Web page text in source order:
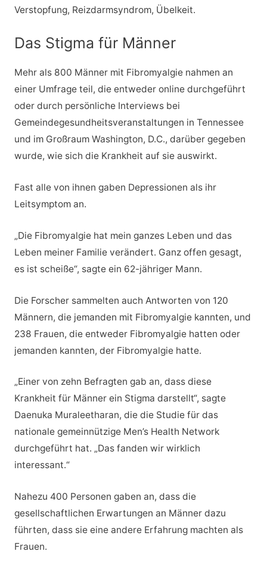
Verstopfung, Reizdarmsyndrom, Übelkeit.
Das Stigma für Männer
Mehr als 800 Männer mit Fibromyalgie nahmen an
einer Umfrage teil, die entweder online durchgeführt
oder durch persönliche Interviews bei
Gemeindegesundheitsveranstaltungen in Tennessee
und im Großraum Washington, D.C., darüber gegeben
wurde, wie sich die Krankheit auf sie auswirkt.
Fast alle von ihnen gaben Depressionen als ihr
Leitsymptom an.
„Die Fibromyalgie hat mein ganzes Leben und das
Leben meiner Familie verändert. Ganz offen gesagt,
es ist scheiße“, sagte ein 62-jähriger Mann.
Die Forscher sammelten auch Antworten von 120
Männern, die jemanden mit Fibromyalgie kannten, und
238 Frauen, die entweder Fibromyalgie hatten oder
jemanden kannten, der Fibromyalgie hatte.
„Einer von zehn Befragten gab an, dass diese
Krankheit für Männer ein Stigma darstellt“, sagte
Daenuka Muraleetharan, die die Studie für das
nationale gemeinnützige Men’s Health Network
durchgeführt hat. „Das fanden wir wirklich
interessant.“
Nahezu 400 Personen gaben an, dass die
gesellschaftlichen Erwartungen an Männer dazu
führten, dass sie eine andere Erfahrung machten als
Frauen.